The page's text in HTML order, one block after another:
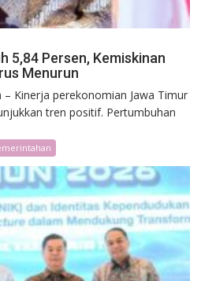
5,84 Persen, Kemiskinan
Menurun
– Kinerja perekonomian Jawa Timur
tren positif. Pertumbuhan